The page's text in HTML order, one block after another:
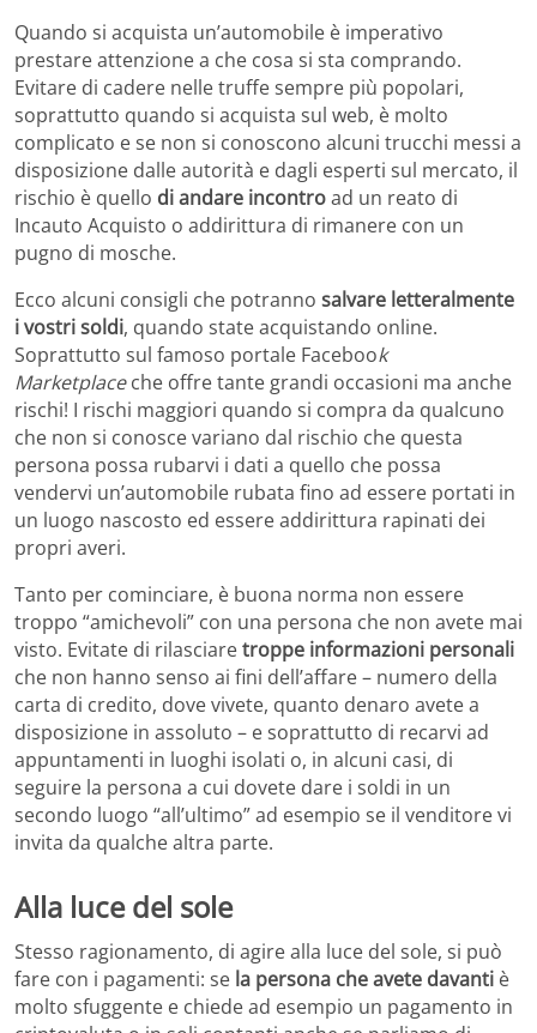
Quando si acquista un’automobile è imperativo
prestare attenzione a che cosa si sta comprando.
Evitare di cadere nelle truffe sempre più popolari,
soprattutto quando si acquista sul web, è molto
complicato e se non si conoscono alcuni trucchi messi a
disposizione dalle autorità e dagli esperti sul mercato, il
rischio è quello di andare incontroad un reato di
Incauto Acquisto o addirittura di rimanere con un
pugno di mosche.
Ecco alcuni consigli che potranno salvare letteralmente
i vostri soldi, quando state acquistando online.
Soprattutto sul famoso portale Facebook
Marketplaceche offre tante grandi occasioni ma anche
rischi! I rischi maggiori quando si compra da qualcuno
che non si conosce variano dal rischio che questa
persona possa rubarvi i dati a quello che possa
vendervi un’automobile rubata fino ad essere portati in
un luogo nascosto ed essere addirittura rapinati dei
propri averi.
Tanto per cominciare, è buona norma non essere
troppo “amichevoli” con una persona che non avete mai
visto. Evitate di rilasciaretroppe informazioni personali
che non hanno senso ai fini dell’affare – numero della
carta di credito, dove vivete, quanto denaro avete a
disposizione in assoluto – e soprattutto di recarvi ad
appuntamenti in luoghi isolati o, in alcuni casi, di
seguire la persona a cui dovete dare i soldi in un
secondo luogo “all’ultimo” ad esempio se il venditore vi
invita da qualche altra parte.
Alla luce del sole
Stesso ragionamento, di agire alla luce del sole, si può
fare con i pagamenti: se la persona che avete davanti è
molto sfuggente e chiede ad esempio un pagamento in